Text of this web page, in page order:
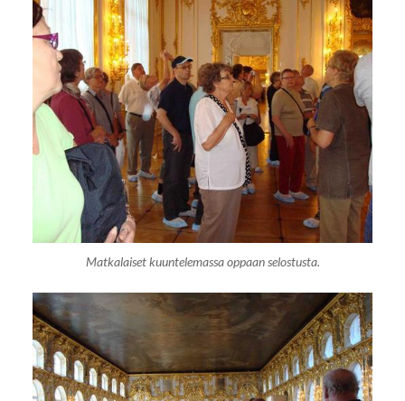
Matkalaiset kuuntelemassa oppaan selostusta.